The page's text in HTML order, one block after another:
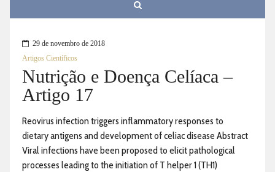
29 de novembro de 2018
Artigos Científicos
Nutrição e Doença Celíaca –
Artigo 17
Reovirus infection triggers inflammatory responses to
dietary antigens and development of celiac disease Abstract
Viral infections have been proposed to elicit pathological
processes leading to the initiation of T helper 1 (TH1)